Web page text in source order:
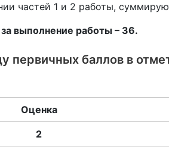
частей 1 и 2 работы,
выполнение работы – 36.
первичных баллов в
Оценка
2